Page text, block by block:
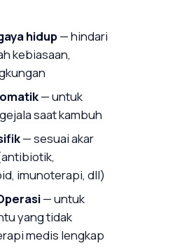
hidup— hindari
kebiasaan,
— untuk
saat kambuh
— sesuai akar
imunoterapi, dll)
— untuk
yang tidak
medis lengkap